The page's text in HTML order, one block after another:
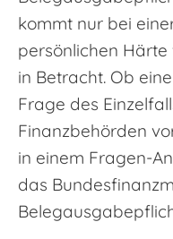
kommt nur bei
persönlichen
in Betracht. Ob
Frage des
Finanzbehörden
in einem Fragen-
das